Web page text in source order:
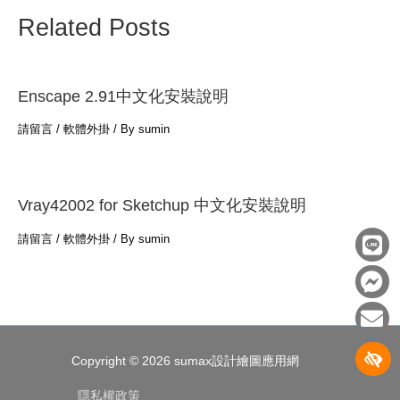
L
i
n
e
F
a
c
e
b
o
o
E
n
v
e
l
o
p
Related Posts
Enscape 2.91中文化安裝說明
請留言 / 軟體外掛 / By sumin
Vray42002 for Sketchup 中文化安裝說明
請留言 / 軟體外掛 / By sumin
Copyright © 2026 sumax設計繪圖應用網
隱私權政策